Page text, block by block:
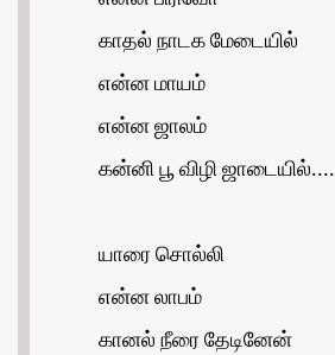
காதல் நாடக மேடையில்
என்ன மாயம்
என்ன ஜாலம்
கன்னி பூ விழி ஜாடையில்....
யாரை சொல்லி
என்ன லாபம்
கானல் நீரை தேடினேன்